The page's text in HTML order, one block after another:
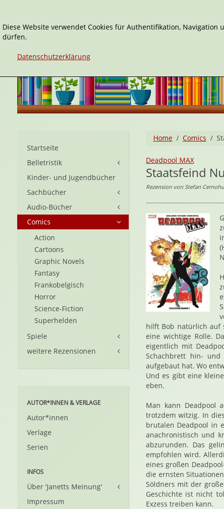
Home Comics
Deadpool MAX
Staatsfeind
Rezension von Stefan
hilft Bob natürlich auf
eine wichtige Rolle.
eigentlich mit
Schachbrett hin-
aufgebaut hat. Wo
Und es gibt eine
eben.
Man kann Deadpool
trotzdem witzig. In
brutalen Deadpool in
anachronistisch und
abzurunden. Das
empfohlen wird.
eines großen
die ernsten
Söldners mit der
Geschichte ist nicht
Exzess treiben kann.
Startseite
Belletristik
Kinder- und Jugendbücher
Sachbücher
Audio-Bücher
Comics
Action
Cartoons
Graphic Novels
Fantasy
Frankobelgisch
Horror
Science-Fiction
Superhelden
Spiele
weitere Rezensionen
AUTOR*INNEN & VERLAGE
Autor*innen
Verlage
Serien
INFOS
Über 'Janetts Meinung'
Impressum
Diese Website verwendet Cookies für Authentifikation,
dürfen.
Datenschutzerklärung